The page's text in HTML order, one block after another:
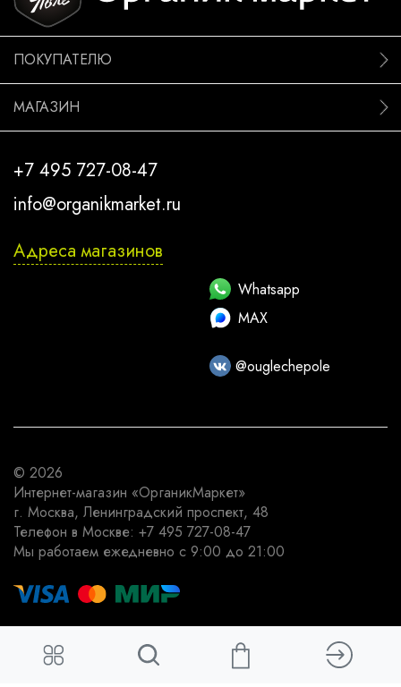
ПОКУПАТЕЛЮ
МАГАЗИН
+7 495 727-08-47
info@organikmarket.ru
Адреса магазинов
Whatsapp
MAX
@ouglechepole
© 2026
Интернет-магазин «ОрганикМаркет»
г. Москва, Ленинградский проспект, 48
Телефон в Москве: +7 495 727-08-47
Мы работаем ежедневно с 9:00 до 21:00